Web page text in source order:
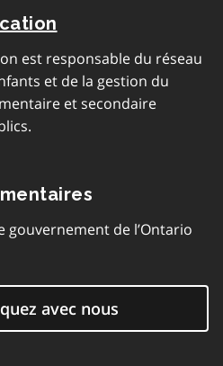
est responsable du réseau
et de la gestion du
et secondaire
gouvernement de l’Ontario
avec nous